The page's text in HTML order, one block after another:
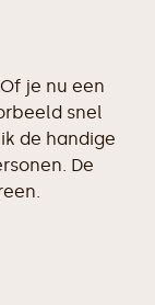
je nu een
snel
de handige
De